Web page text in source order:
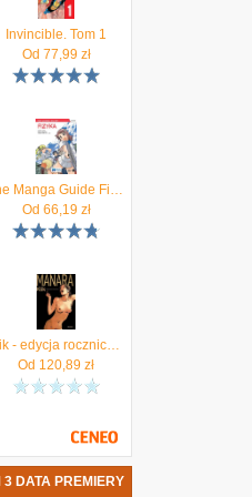
Invincible. Tom 1
Od 77,99 zł
The Manga Guide Fizyka - Nitta Hideo, Takatsu Keita, Ltd TREND-PRO Co.
Od 66,19 zł
Klik - edycja rocznicowa
Od 120,89 zł
3 DATA PREMIERY